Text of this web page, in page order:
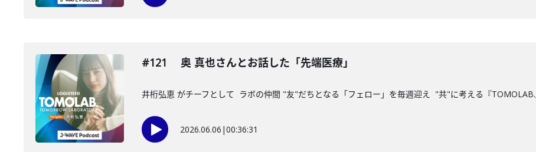
#121 奥 真也さんとお話した「先端医療」
井桁弘恵 がチーフとして ラボの仲間 "友"だちとなる「フェロー」を毎週迎え "共"に考える『
2026.06.06 |00:36:31